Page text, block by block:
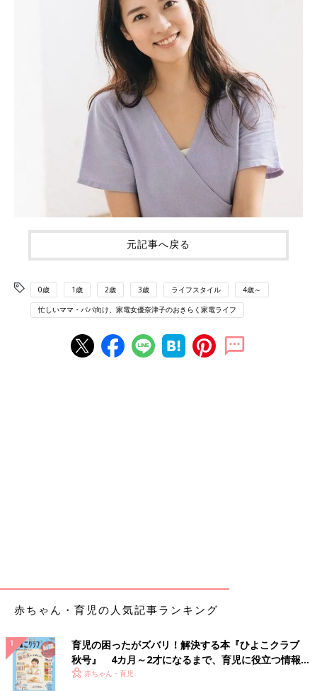
元記事へ戻る
0歳 1歳 2歳 3歳 ライフスタイル 4歳～
忙しいママ・パパ向け、家電女優奈津子のおきらく家電ライフ
赤ちゃん・育児の人気記事ランキング
育児の困ったがズバリ！解決する本『ひよこクラブ
秋号』 4カ月～2才になるまで、育児に役立つ情報が
いっぱい！
赤ちゃん・育児